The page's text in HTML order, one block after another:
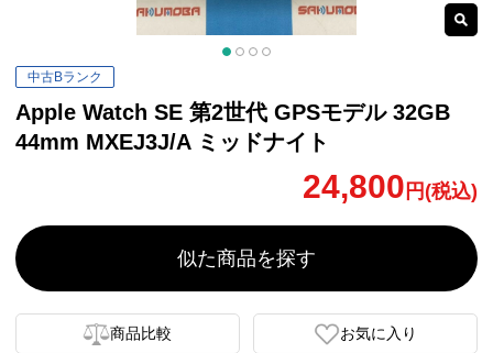
中古Bランク
Apple Watch SE 第2世代 GPSモデル 32GB
44mm MXEJ3J/A ミッドナイト
24,800 円(税込)
似た商品を探す
商品比較 お気に入り